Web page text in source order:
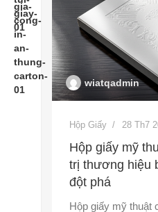
wiatqadmin
Hộp Giấy 28 Th7
Hộp giấy mỹ
trị thương hiệu
đột phá
Hộp giấy mỹ thuật